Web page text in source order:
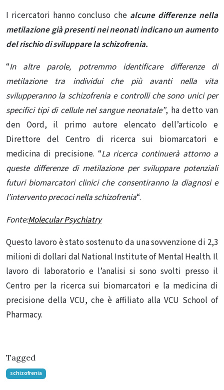
I ricercatori hanno concluso chealcune differenze nella
metilazione già presenti nei neonati indicano un aumento
del rischio di sviluppare la schizofrenia.
“In altre parole, potremmo identificare differenze di
metilazione tra individui che più avanti nella vita
svilupperanno la schizofrenia e controlli che sono unici per
specifici tipi di cellule nel sangue neonatale”, ha detto van
den Oord, il primo autore elencato dell’articolo e
Direttore del Centro di ricerca sui biomarcatori e
medicina di precisione. “La ricerca continuerà attorno a
queste differenze di metilazione per sviluppare potenziali
futuri biomarcatori clinici che consentiranno la diagnosi e
l’intervento precoci nella schizofrenia“.
Fonte:Molecular Psychiatry
Questo lavoro è stato sostenuto da una sovvenzione di 2,3
milioni di dollari dal National Institute of Mental Health. Il
lavoro di laboratorio e l’analisi si sono svolti presso il
Centro per la ricerca sui biomarcatori e la medicina di
precisione della VCU, che è affiliato alla VCU School of
Pharmacy.
Tagged
schizofrenia